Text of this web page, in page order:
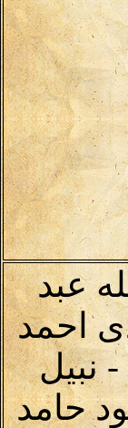
عبد
احمد
نبيل
حامد